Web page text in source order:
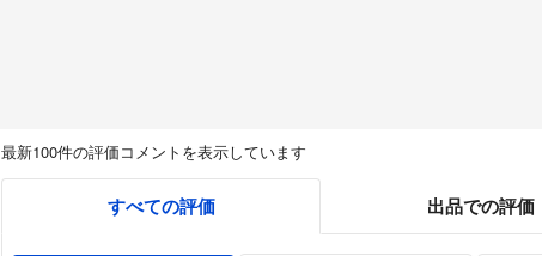
最新100件の評価コメントを表示しています
すべての評価 出品での評価